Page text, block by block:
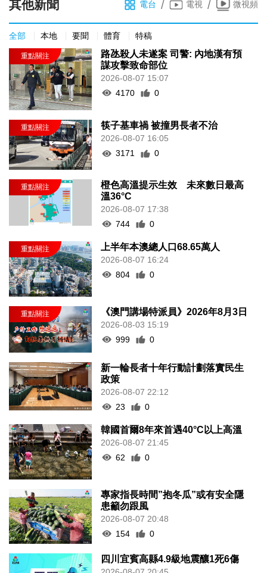
其他新聞 電台 / 電視 / 微視頻
全部 本地 要聞 體育 特稿
路氹殺人未遂案 司警: 內地漢有預
謀攻擊致命部位
2026-08-07 15:07
4170
0
筷子基車禍 被撞男長者不治
2026-08-07 16:05
3171
0
橙色高溫提示生效 未來數日最高
溫36°C
2026-08-07 17:38
744
0
上半年本澳總人口68.65萬人
2026-08-07 16:24
804
0
《澳門講場特派員》2026年8月3日
2026-08-03 15:19
999
0
新一輪長者十年行動計劃落實民生
政策
2026-08-07 22:12
23
0
韓國首爾8年來首遇40°C以上高溫
2026-08-07 21:45
62
0
專家指長時間”抱冬瓜”或有安全隱
患籲勿跟風
2026-08-07 20:48
154
0
四川宜賓高縣4.9級地震釀1死6傷